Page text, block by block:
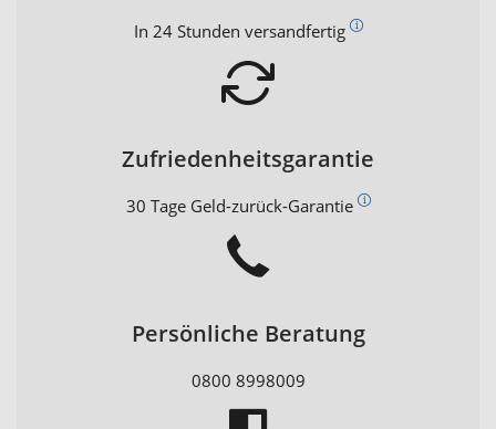
In 24 Stunden versandfertig
Zufriedenheitsgarantie
30 Tage Geld-zurück-Garantie
Persönliche Beratung
0800 8998009